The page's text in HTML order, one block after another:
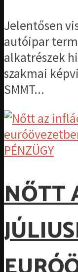
Jelentősen
autóipar
alkatrészek
szakmai
SMMT...
PÉNZÜGY
NŐTT